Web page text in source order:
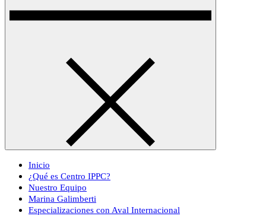
Inicio
¿Qué es Centro IPPC?
Nuestro Equipo
Marina Galimberti
Especializaciones con Aval Internacional